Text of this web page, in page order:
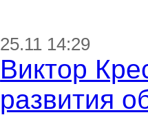
25.11 14:29
Виктор
развития